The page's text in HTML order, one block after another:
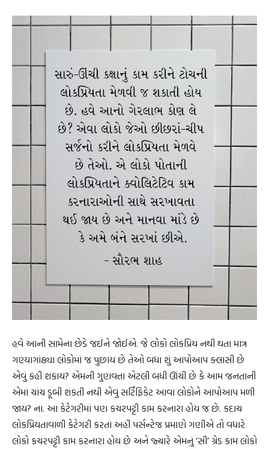
હવે આની સામેના છેડે જઈને જોઈએ. જે લોકો લોકપ્રિય નથી થતા માત્ર
ગણ્યાગાંઠ્યા લોકોમાં જ પુછાય છે તેઓ બધા શું આપોઆપ ક્લાસી છે
એવું કહી શકાય? એમની ગુણવત્તા એટલી બધી ઊંચી છે કે આમ જનતાની
એમાં ચાંચ ડૂબી શકતી નથી એવું સર્ટિફિકેટ આવા લોકોને આપોઆપ મળી
જાય? ના. આ કેટેગરીમાં પણ કચરપટ્ટી કામ કરનારા હોય જ છે. કદાચ
લોકપ્રિયતાવાળી કેટેગરી કરતાં અહીં પર્સન્ટેજ પ્રમાણે ગણીએ તો વધારે
લોકો કચરપટ્ટી કામ કરનારા હોય છે અને જ્યારે એમનું ‘સી’ ગ્રેડ કામ લોકો